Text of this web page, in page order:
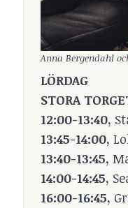
Anna Bergendahl
LÖRDAG
STORA
12:00-13:40,
13:45-14:00,
13:40-13:45,
14:00-14:45,
16:00-16:45,